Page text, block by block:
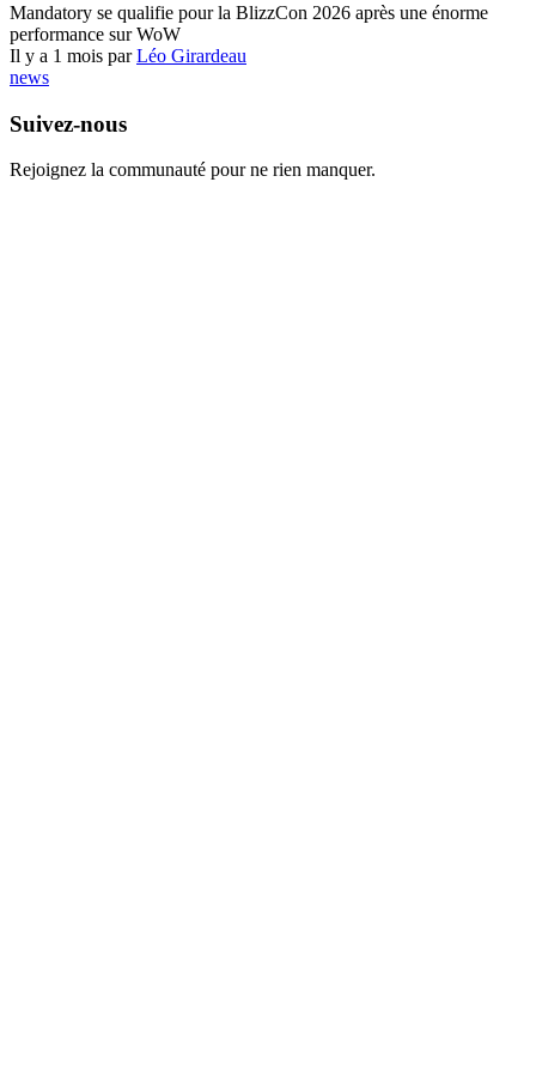
Mandatory se qualifie pour la BlizzCon 2026 après une énorme
performance sur WoW
Il y a 1 mois parLéo Girardeau
news
Suivez-nous
Rejoignez la communauté pour ne rien manquer.